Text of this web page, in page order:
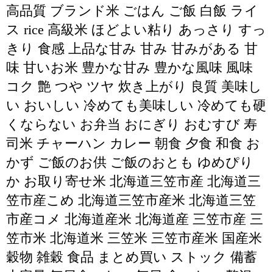
高品質 ブランド米 ごはん ご飯 白飯 ライ
ス rice 高級米 ほどよい粘り あっさり すっ
きり 食感 上品な甘み 甘み 甘みがある 甘
味 甘いお米 豊かな甘み 豊かな風味 風味
コク 艶 つや ツヤ 炊き上がり 良質 美味し
い おいしい 冷めても美味しい 冷めても硬
くならない お弁当 おにぎり おむすび 寿
司米 チャーハン カレー 朝食 夕食 和食 お
かず ご飯のお供 ご飯のおとも ゆめぴり
か お取り寄せ米 北海道三笠市産 北海道三
笠市産こめ 北海道三笠市産米 北海道三笠
市産コメ 北海道産米 北海道産 三笠市産 三
笠市米 北海道米 三笠米 三笠市産米 国産米
穀物 雑穀 食品 まとめ買い ストック 備蓄